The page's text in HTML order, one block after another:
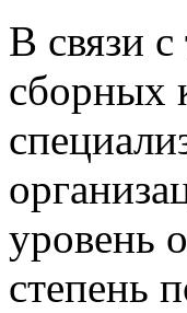
В связи
сборных
уровень
степень